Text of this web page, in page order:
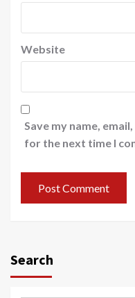
Website
Save my name,
for the next time I
Search